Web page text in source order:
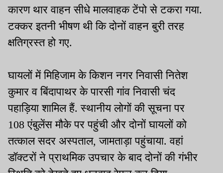
कारण थार वाहन सीधे मालवाहक टेंपो से टकरा गया.
टक्कर इतनी भीषण थी कि दोनों वाहन बुरी तरह
क्षतिग्रस्त हो गए.
घायलों में मिहिजाम के किशन नगर निवासी नितेश
कुमार व बिंदापाथर के पारसी गांव निवासी चंद
पहाड़िया शामिल हैं. स्थानीय लोगों की सूचना पर
108 एंबुलेंस मौके पर पहुंची और दोनों घायलों को
तत्काल सदर अस्पताल, जामताड़ा पहुंचाया. वहां
डॉक्टरों ने प्राथमिक उपचार के बाद दोनों की गंभीर